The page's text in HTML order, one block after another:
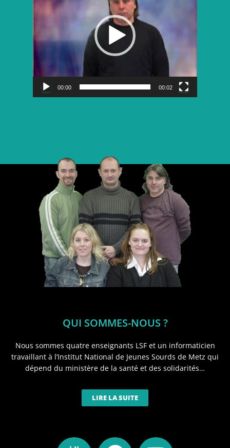
00:00 00:02
QUI SOMMES-NOUS ?
Nous sommes quatre enseignants LSF et un informaticien
travaillant à l’Institut National de Jeunes Sourds de Metz qui
dépend du ministère de la santé et des solidarités…
LIRE LA SUITE